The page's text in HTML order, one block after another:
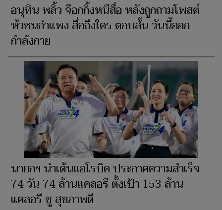
อนุทิน พลิ้ว จ๊อกกิ้งหนีสื่อ หลังถูกถามโพสต์
หัวชนกำแพง สื่อถึงใคร ตอบสั้น วันนี้ออก
กำลังกาย
นายกฯ นำเต้นแอโรบิค ประกาศความสำเร็จ
74 วัน 74 ล้านแคลอรี ตั้งเป้า 153 ล้าน
แคลอรี ชู สุขภาพดี